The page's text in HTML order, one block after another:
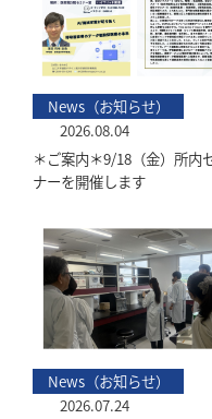
News（お知らせ）
2026.08.04
＊ご案内＊9/18（金）所内
ナーを開催します
News（お知らせ）
2026.07.24